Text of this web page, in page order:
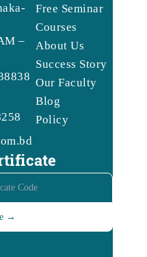
–
Free Seminar
Courses
About Us
Success Story
Our Faculty
Blog
Policy